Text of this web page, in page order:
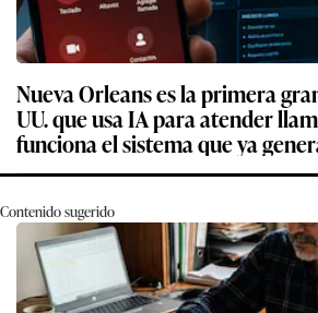
Nueva Orleans es la primera
UU. que usa IA para atender
funciona el sistema que ya
Contenido sugerido